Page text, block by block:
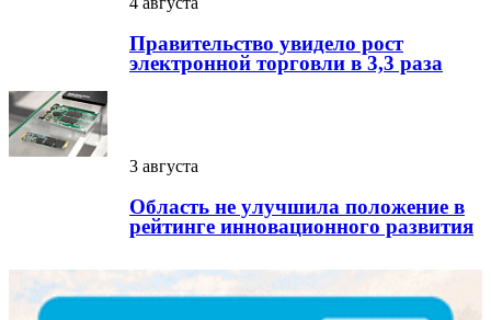
Правительство увидело рост
электронной торговли в 3,3 раза
3 августа
Область не улучшила положение в
рейтинге инновационного развития